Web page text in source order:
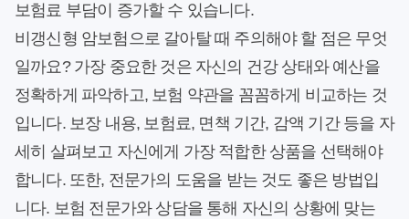
보험료 부담이 증가할 수 있습니다.
비갱신형 암보험으로 갈아탈 때 주의해야 할 점은 무엇
일까요? 가장 중요한 것은 자신의 건강 상태와 예산을
정확하게 파악하고, 보험 약관을 꼼꼼하게 비교하는 것
입니다. 보장 내용, 보험료, 면책 기간, 감액 기간 등을 자
세히 살펴보고 자신에게 가장 적합한 상품을 선택해야
합니다. 또한, 전문가의 도움을 받는 것도 좋은 방법입
니다. 보험 전문가와 상담을 통해 자신의 상황에 맞는